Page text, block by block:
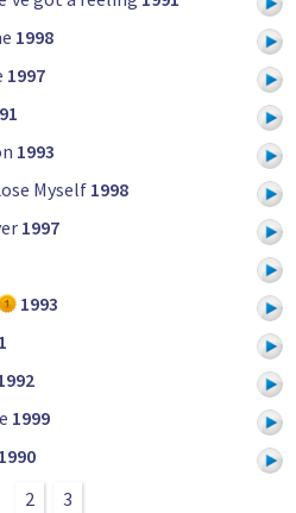
1998
1997
1993
Myself 1998
1997
1993
1999
1990
2 3